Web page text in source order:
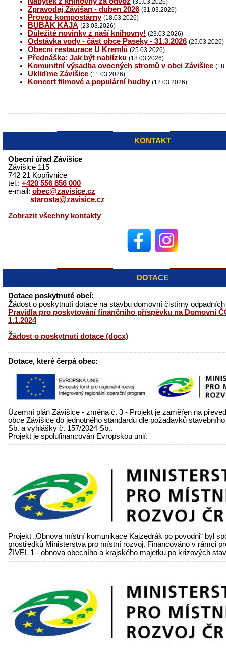
(31.03.2026)
Zpravodaj Závišan - duben 2026 (31.03.2026)
Provoz kompostárny (18.03.2026)
BUBÁK KÁJA (23.03.2026)
Důležité novinky z naší knihovny! (23.03.2026)
Odstávka vody - část obce Paseky - 31.3.2026 (25.03.2026)
Obecní restaurace U Kremlů (25.03.2026)
Přednáška: Jak být nablízku (18.03.2026)
Komunitní výsadba ovocných stromů v obci Závišice
Ukliďme Závišice (11.03.2026)
Koncert filmové a populární hudby (12.03.2026)
KONTAKT
Obecní úřad Závišice
Závišice 115
742 21 Kopřivnice
tel.: +420 556 856 000
e-mail: obec@zavisice.cz
starosta@zavisice.cz
Zobrazit všechny kontakty
DOTACE
Dotace poskytnuté obcí:
Žádost o poskytnutí dotace na stavbu domovní čistírny
Pravidla pro poskytování finančního příspěvku na Domovní
1.1.2024
Žádost o poskytnutí dotace (docx)
Dotace, které čerpá obec:
Územní plán Závišice - změna č. 3 - Projekt je zaměřen na
obce Závišice do jednotného standardu dle požadavků
Sb. a vyhlášky č. 157/2024 Sb..
Projekt je spolufinancován Evropskou unií.
Projekt „Obnova místní komunikace Kajzedrák po povodni“ byl
prostředků Ministerstva pro místní rozvoj. Financováno v rámci
ŽIVEL 1 - obnova obecního a krajského majetku po krizových